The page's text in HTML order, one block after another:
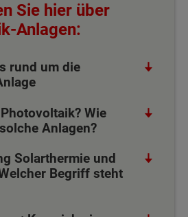
Sie hier über
Anlagen:
rund um die
Wie
Anlagen?
Solarthermie und
Begriff steht